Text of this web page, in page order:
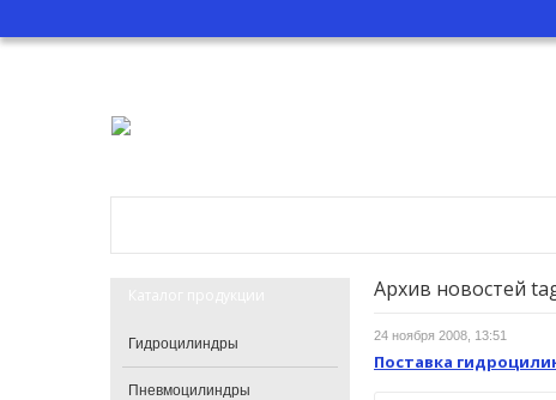
Архив новостей
24 ноября 2008, 13:51
Поставка
Гидроцилиндры
Пневмоцилиндры